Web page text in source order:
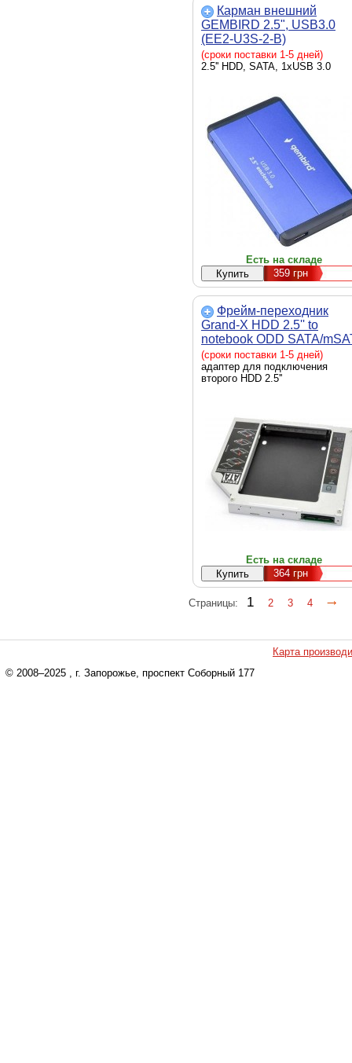
Карман внешний
GEMBIRD 2.5", USB3.0
(EE2-U3S-2-B)
(сроки поставки 1-5 дней)
2.5'' HDD, SATA, 1xUSB 3.0
Есть на складе
359грн
Фрейм-переходник
Grand-X HDD 2.5'' to
notebook ODD SATA/
(HDC-24)
(сроки поставки 1-5 дней)
адаптер для подключения
второго HDD 2.5''
Есть на складе
364грн
Страницы: 1 2 3 4
Карта
© 2008–2025 , г. Запорожье, проспект Соборный 177